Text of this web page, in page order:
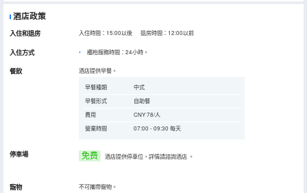
酒店政策
入住和退房 入住時間：15:00以後 退房時間：12:00以前
入住方式 櫃枱服務時間：24小時。
餐飲 酒店提供早餐。
早餐種類
中式
早餐形式
自助餐
費用
CNY 78/人
營業時間
07:00 - 09:30 每天
停車場 免费 酒店提供停車位，詳情請諮詢酒店 。
寵物 不可攜帶寵物。